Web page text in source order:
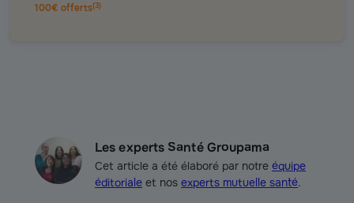
100€ offerts(3)
Les experts Santé Groupama
Cet article a été élaboré par notre équipe
éditoriale et nos experts mutuelle santé.